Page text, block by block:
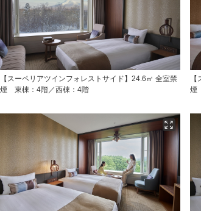
【スーペリアツインフォレストサイド】24.6㎡ 全室禁
煙 東棟：4階／西棟：4階
煙